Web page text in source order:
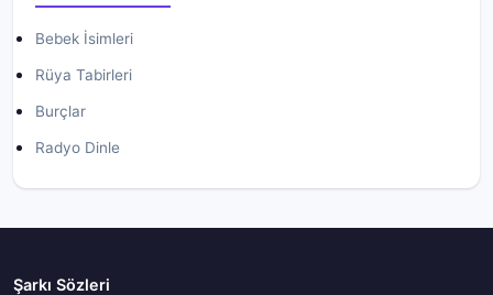
Bebek İsimleri
Rüya Tabirleri
Burçlar
Radyo Dinle
Şarkı Sözleri